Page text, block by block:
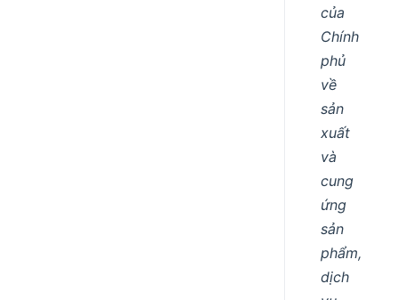
của
Chính
phủ
về
sản
xuất
và
cung
ứng
sản
phẩm,
dịch